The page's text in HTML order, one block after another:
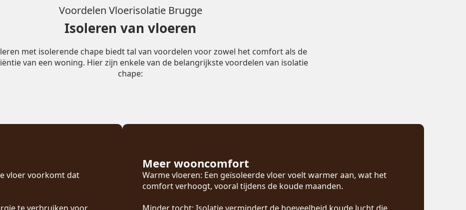
Voordelen Vloerisolatie Brugge
Isoleren van vloeren
met isolerende chape biedt tal van voordelen voor zowel het comfort als de
van een woning. Hier zijn enkele van de belangrijkste voordelen van isolatie
chape:
vloer voorkomt dat
te verbruiken voor
Meer wooncomfort
Warme vloeren: Een geïsoleerde vloer voelt warmer aan, wat het
comfort verhoogt, vooral tijdens de koude maanden.
Minder tocht: Isolatie vermindert de hoeveelheid koude lucht die